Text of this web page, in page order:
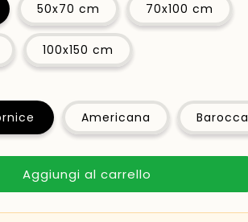
50x70 cm 70x100 cm
100x150 cm
Americana Barocca
Aggiungi al carrello